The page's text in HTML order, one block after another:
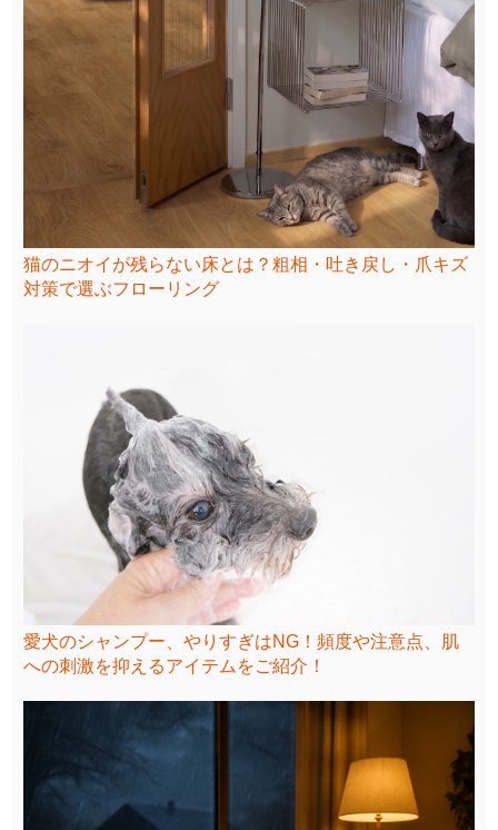
猫のニオイが残らない床とは？粗相・吐き戻し・爪キズ
対策で選ぶフローリング
愛犬のシャンプー、やりすぎはNG！頻度や注意点、肌
への刺激を抑えるアイテムをご紹介！